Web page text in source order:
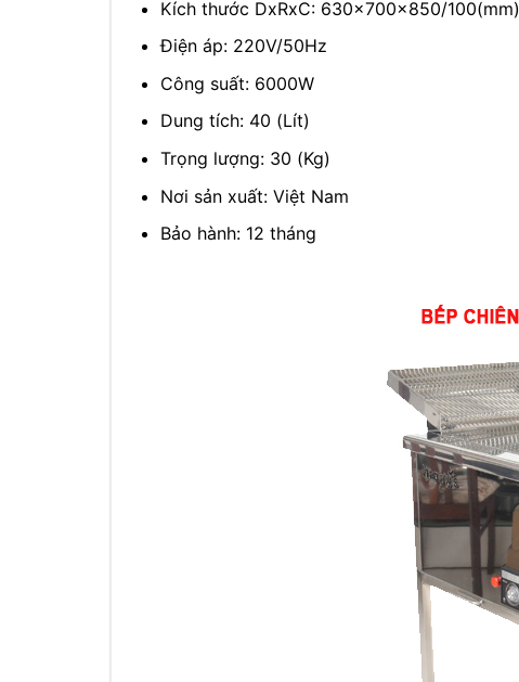
Kích thước DxRxC: 630x700x850/100(mm)
Điện áp: 220V/50Hz
Công suất: 6000W
Dung tích: 40 (Lít)
Trọng lượng: 30 (Kg)
Nơi sản xuất: Việt Nam
Bảo hành: 12 tháng